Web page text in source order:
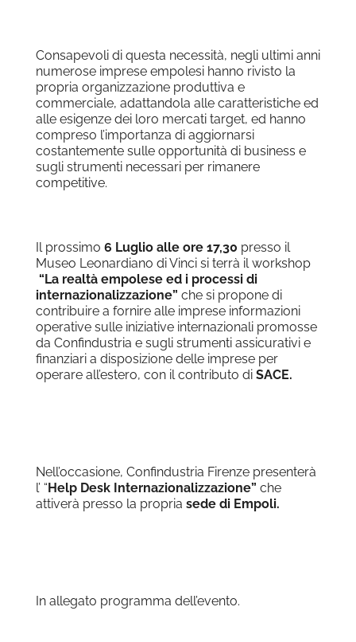
Consapevoli di questa necessità, negli ultimi anni
numerose imprese empolesi hanno rivisto la
propria organizzazione produttiva e
commerciale, adattandola alle caratteristiche ed
alle esigenze dei loro mercati target, ed hanno
compreso l’importanza di aggiornarsi
costantemente sulle opportunità di business e
sugli strumenti necessari per rimanere
competitive.
Il prossimo 6 Luglio alle ore 17,30 presso il
Museo Leonardiano di Vinci si terrà il workshop
“La realtà empolese ed i processi di
internazionalizzazione” che si propone di
contribuire a fornire alle imprese informazioni
operative sulle iniziative internazionali promosse
da Confindustria e sugli strumenti assicurativi e
finanziari a disposizione delle imprese per
operare all’estero, con il contributo di SACE.
Nell’occasione, Confindustria Firenze presenterà
l’ “ Help Desk Internazionalizzazione” che
attiverà presso la propria sede di Empoli.
In allegato programma dell’evento.